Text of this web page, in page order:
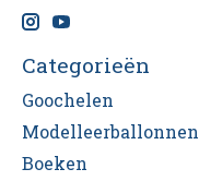
Categorieën
Goochelen
Modelleerballonnen
Boeken